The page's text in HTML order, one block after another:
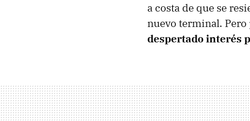
a costa de que se
nuevo terminal. Pero
despertado interés